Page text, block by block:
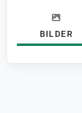
BILDER